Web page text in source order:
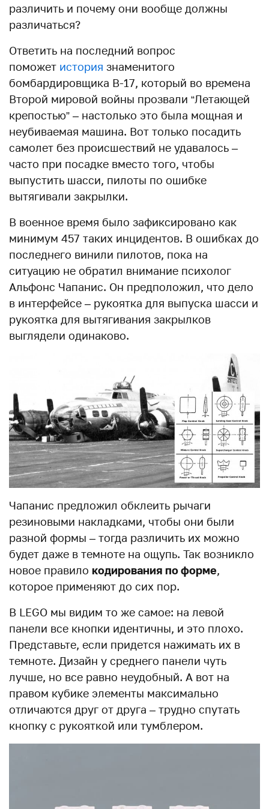
различить и почему они вообще должны
различаться?
Ответить на последний вопрос
поможет история знаменитого
бомбардировщика B-17, который во времена
Второй мировой войны прозвали “Летающей
крепостью” – настолько это была мощная и
неубиваемая машина. Вот только посадить
самолет без происшествий не удавалось –
часто при посадке вместо того, чтобы
выпустить шасси, пилоты по ошибке
вытягивали закрылки.
В военное время было зафиксировано как
минимум 457 таких инцидентов. В ошибках до
последнего винили пилотов, пока на
ситуацию не обратил внимание психолог
Альфонс Чапанис. Он предположил, что дело
в интерфейсе – рукоятка для выпуска шасси и
рукоятка для вытягивания закрылков
выглядели одинаково.
Чапанис предложил обклеить рычаги
резиновыми накладками, чтобы они были
разной формы – тогда различить их можно
будет даже в темноте на ощупь. Так возникло
новое правило кодирования по форме,
которое применяют до сих пор.
В LEGO мы видим то же самое: на левой
панели все кнопки идентичны, и это плохо.
Представьте, если придется нажимать их в
темноте. Дизайн у среднего панели чуть
лучше, но все равно неудобный. А вот на
правом кубике элементы максимально
отличаются друг от друга – трудно спутать
кнопку с рукояткой или тумблером.